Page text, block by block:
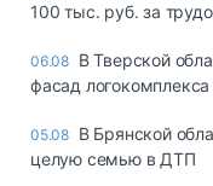
100 тыс. руб. за
06.08 В Тверской
фасад
05.08 В Брянской
целую семью в ДТП